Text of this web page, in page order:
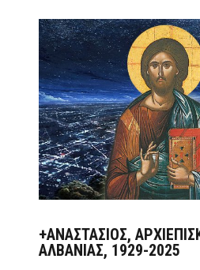
+ΑΝΑΣΤΆΣΙΟΣ,
ΑΛΒΑΝΊΑΣ, 1929-2025